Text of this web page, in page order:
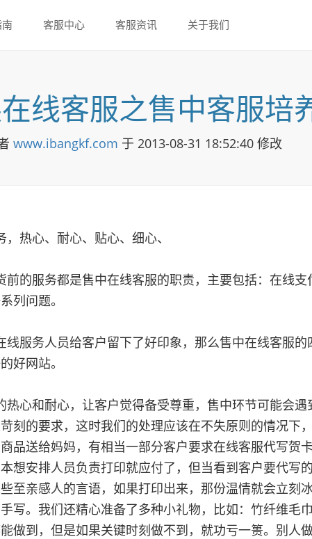
客服中心 客服资讯 关于我们
线客服之售中客服培
www.ibangkf.com 于 2013-08-31 18:52:40 修改
，热心、耐心、贴心、细心、
服务都是售中在线客服的职责，主要包括：在线支
列问题。
务人员给客户留下了好印象，那么售中在线客服的
好网站。
和耐心，让客户觉得备受尊重，售中环节可能会遇
刻的要求，这时我们的处理应该在不失原则的情况下
品送给妈妈，有相当一部分客户要求在线客服代写贺
想安排人员负责打印就应付了，但当看到客户要代写
至亲感人的言语，如果打印出来，那份温情就会立刻
写。我们还精心准备了多种小礼物，比如：竹纤维毛
做到，但是如果关键时刻做不到，就功亏一篑。别人